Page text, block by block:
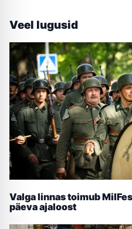
Veel lugusid
Valga linnas toimub
päeva ajaloost